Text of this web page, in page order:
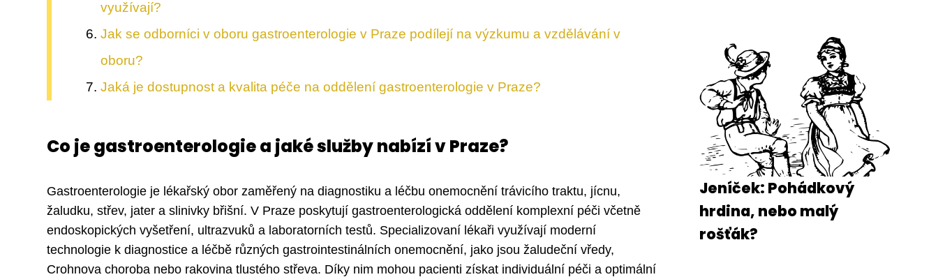
využívají?
Jak se odborníci v oboru gastroenterologie v Praze podílejí na výzkumu a vzdělávání v
oboru?
Jaká je dostupnost a kvalita péče na oddělení gastroenterologie v Praze?
Co je gastroenterologie a jaké služby nabízí v Praze?
Gastroenterologie je lékařský obor zaměřený na diagnostiku a léčbu onemocnění trávicího traktu, jícnu,
žaludku, střev, jater a slinivky břišní. V Praze poskytují gastroenterologická oddělení komplexní péči včetně
endoskopických vyšetření, ultrazvuků a laboratorních testů. Specializovaní lékaři využívají moderní
technologie k diagnostice a léčbě různých gastrointestinálních onemocnění, jako jsou žaludeční vředy,
Crohnova choroba nebo rakovina tlustého střeva. Díky nim mohou pacienti získat individuální péči a optimální
Jeníček: Pohádkový
hrdina, nebo malý
rošťák?